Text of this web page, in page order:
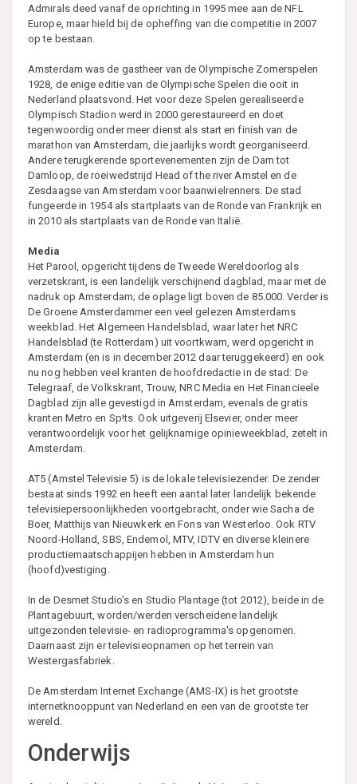
Admirals deed vanaf de oprichting in 1995 mee aan de NFL
Europe, maar hield bij de opheffing van die competitie in 2007
op te bestaan.
Amsterdam was de gastheer van de Olympische Zomerspelen
1928, de enige editie van de Olympische Spelen die ooit in
Nederland plaatsvond. Het voor deze Spelen gerealiseerde
Olympisch Stadion werd in 2000 gerestaureerd en doet
tegenwoordig onder meer dienst als start en finish van de
marathon van Amsterdam, die jaarlijks wordt georganiseerd.
Andere terugkerende sportevenementen zijn de Dam tot
Damloop, de roeiwedstrijd Head of the river Amstel en de
Zesdaagse van Amsterdam voor baanwielrenners. De stad
fungeerde in 1954 als startplaats van de Ronde van Frankrijk en
in 2010 als startplaats van de Ronde van Italië.
Media
Het Parool, opgericht tijdens de Tweede Wereldoorlog als
verzetskrant, is een landelijk verschijnend dagblad, maar met de
nadruk op Amsterdam; de oplage ligt boven de 85.000. Verder is
De Groene Amsterdammer een veel gelezen Amsterdams
weekblad. Het Algemeen Handelsblad, waar later het NRC
Handelsblad (te Rotterdam) uit voortkwam, werd opgericht in
Amsterdam (en is in december 2012 daar teruggekeerd) en ook
nu nog hebben veel kranten de hoofdredactie in de stad: De
Telegraaf, de Volkskrant, Trouw, NRC Media en Het Financieele
Dagblad zijn alle gevestigd in Amsterdam, evenals de gratis
kranten Metro en Sp!ts. Ook uitgeverij Elsevier, onder meer
verantwoordelijk voor het gelijknamige opinieweekblad, zetelt in
Amsterdam.
AT5 (Amstel Televisie 5) is de lokale televisiezender. De zender
bestaat sinds 1992 en heeft een aantal later landelijk bekende
televisiepersoonlijkheden voortgebracht, onder wie Sacha de
Boer, Matthijs van Nieuwkerk en Fons van Westerloo. Ook RTV
Noord-Holland, SBS, Endemol, MTV, IDTV en diverse kleinere
productiemaatschappijen hebben in Amsterdam hun
(hoofd)vestiging.
In de Desmet Studio's en Studio Plantage (tot 2012), beide in de
Plantagebuurt, worden/werden verscheidene landelijk
uitgezonden televisie- en radioprogramma's opgenomen.
Daarnaast zijn er televisieopnamen op het terrein van
Westergasfabriek.
De Amsterdam Internet Exchange (AMS-IX) is het grootste
internetknooppunt van Nederland en een van de grootste ter
wereld.
Onderwijs